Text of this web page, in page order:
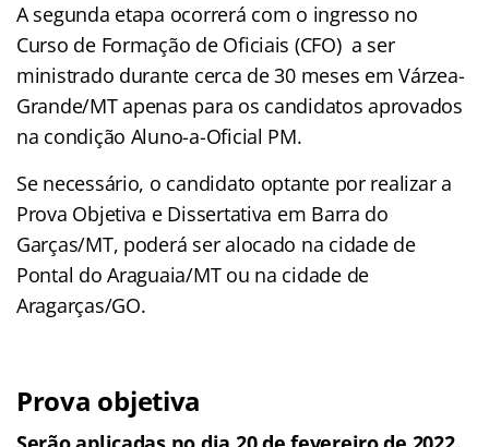
A segunda etapa ocorrerá com o ingresso no
Curso de Formação de Oficiais (CFO) a ser
ministrado durante cerca de 30 meses em Várzea-
Grande/MT apenas para os candidatos aprovados
na condição Aluno-a-Oficial PM.
Se necessário, o candidato optante por realizar a
Prova Objetiva e Dissertativa em Barra do
Garças/MT, poderá ser alocado na cidade de
Pontal do Araguaia/MT ou na cidade de
Aragarças/GO.
Prova objetiva